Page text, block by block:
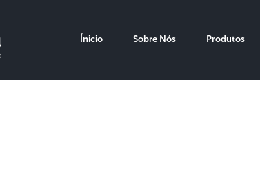
Ínicio Sobre Nós Produtos